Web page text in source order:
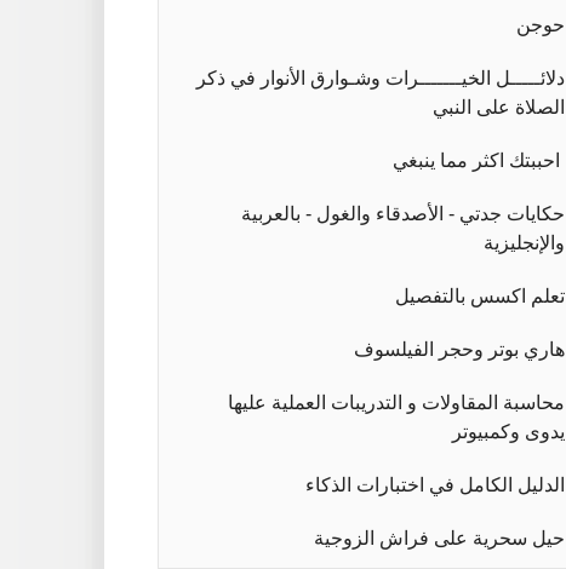
حوجن
دلائـــــل الخيـــــــرات وشـوارق الأنوار في ذكر
الصلاة على النبي
احببتك اكثر مما ينبغي
حكايات جدتي - الأصدقاء والغول - بالعربية
والإنجليزية
تعلم اكسس بالتفصيل
هاري بوتر وحجر الفيلسوف
محاسبة المقاولات و التدريبات العملية عليها
يدوى وكمبيوتر
الدليل الكامل في اختبارات الذكاء
حيل سحرية على فراش الزوجية